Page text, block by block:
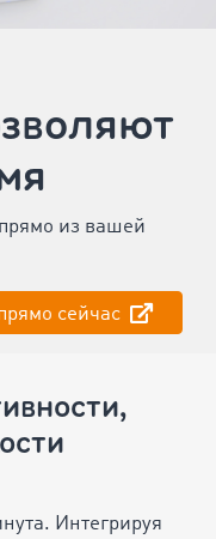
из вашей
сейчас
Интегрируя